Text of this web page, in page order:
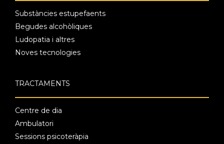
Substàncies estupefaents
Begudes alcohòliques
Ludopatia i altres
Noves tecnologies
TRACTAMENTS
Centre de dia
Ambulatori
Sessions psicoteràpia